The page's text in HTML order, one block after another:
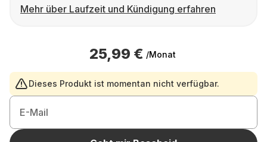
Mehr über Laufzeit und Kündigung erfahren
25,99 € /Monat
Dieses Produkt ist momentan nicht verfügbar.
E-Mail